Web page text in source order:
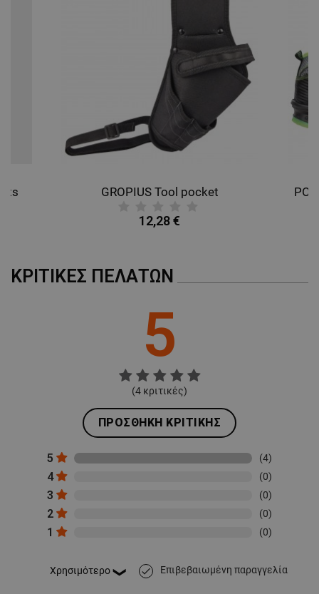
GROPIUS Tool pocket
12,28 €
ΚΡΙΤΙΚΈΣ ΠΕΛΑΤΏΝ
5
(4 κριτικές)
ΠΡΟΣΘΉΚΗ ΚΡΙΤΙΚΉΣ
5 (4)
4 (0)
3 (0)
2 (0)
1 (0)
done Επιβεβαιωμένη παραγγελία